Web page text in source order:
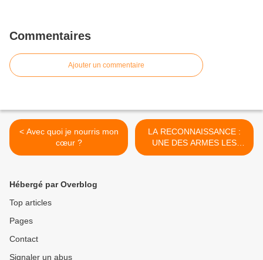
Commentaires
Ajouter un commentaire
< Avec quoi je nourris mon
cœur ?
LA RECONNAISSANCE :
UNE DES ARMES LES
PLUS PUISSANTES >
Hébergé par Overblog
Top articles
Pages
Contact
Signaler un abus